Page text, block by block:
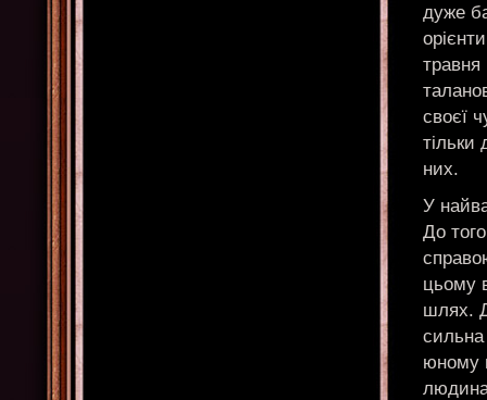
дуже
травня
своєї
тільки
них.
У
До
цьому
шлях.
сильна
юному